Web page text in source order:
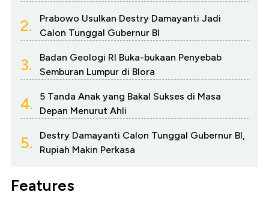
2.
Prabowo Usulkan Destry Damayanti Jadi
Calon Tunggal Gubernur BI
3.
Badan Geologi RI Buka-bukaan Penyebab
Semburan Lumpur di Blora
4.
5 Tanda Anak yang Bakal Sukses di Masa
Depan Menurut Ahli
5.
Destry Damayanti Calon Tunggal Gubernur BI,
Rupiah Makin Perkasa
Features